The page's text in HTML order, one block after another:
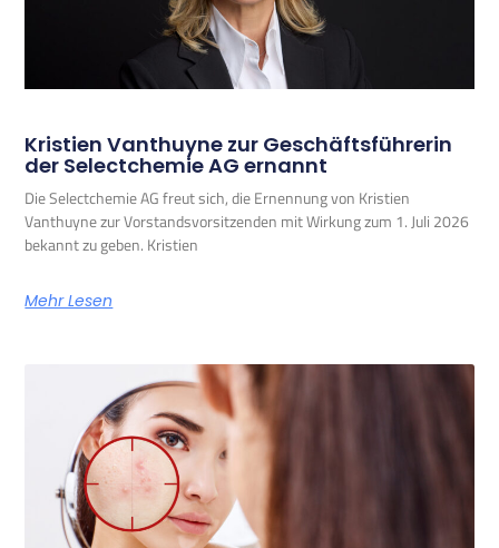
Kristien Vanthuyne zur Geschäftsführerin
der Selectchemie AG ernannt
Die Selectchemie AG freut sich, die Ernennung von Kristien
Vanthuyne zur Vorstandsvorsitzenden mit Wirkung zum 1. Juli 2026
bekannt zu geben. Kristien
Mehr Lesen